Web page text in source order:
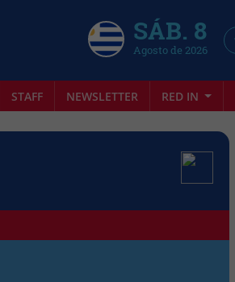
SÁB. 8
Agosto de 2026
STAFF NEWSLETTER RED IN